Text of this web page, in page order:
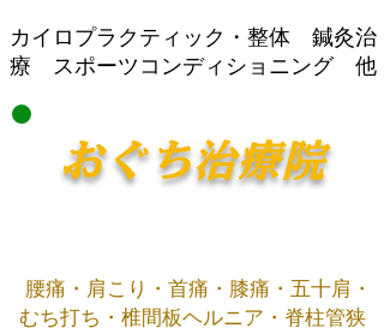
​カイロプラクティック・整体 鍼灸治
療 スポーツコンディショニング 他
おぐち治療院
腰痛・肩こり・首痛・膝痛・五十肩・
むち打ち・椎間板ヘルニア・脊柱管狭